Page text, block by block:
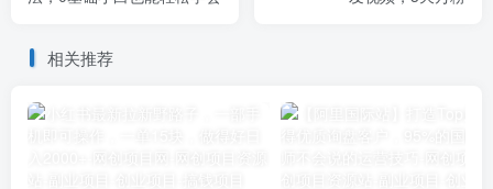
相关推荐